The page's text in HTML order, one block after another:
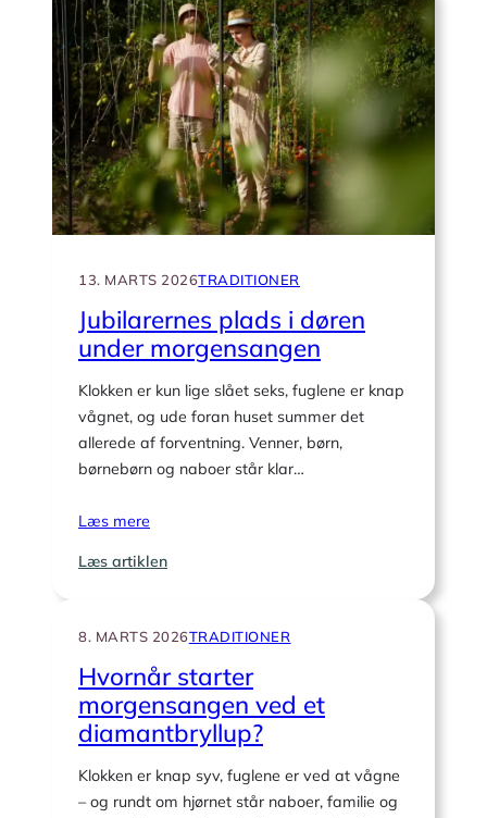
til
morgensangen
en
dansk
tradition?
13. MARTS 2026TRADITIONER
Jubilarernes plads i døren
under morgensangen
Klokken er kun lige slået seks, fuglene er knap
vågnet, og ude foran huset summer det
allerede af forventning. Venner, børn,
børnebørn og naboer står klar…
Læs mere
Læs artiklen:
i
under
morgensangen
8. MARTS 2026TRADITIONER
Hvornår starter
morgensangen ved et
diamantbryllup?
Klokken er knap syv, fuglene er ved at vågne
– og rundt om hjørnet står naboer, familie og